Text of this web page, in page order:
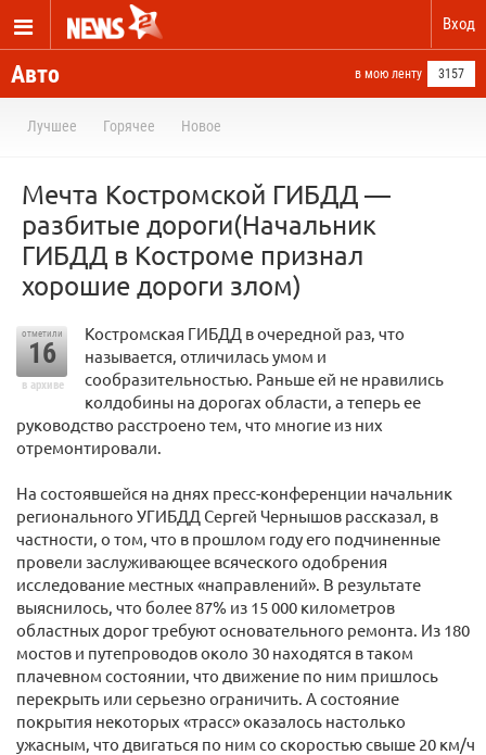
Вход
Авто в мою ленту 3157
Лучшее Горячее Новое
Мечта Костромской ГИБДД —
разбитые дороги(Начальник
ГИБДД в Костроме признал
хорошие дороги злом)
отметили
16
в архиве
Костромская ГИБДД в очередной раз, что
называется, отличилась умом и
сообразительностью. Раньше ей не нравились
колдобины на дорогах области, а теперь ее
руководство расстроено тем, что многие из них
отремонтировали.
На состоявшейся на днях пресс-конференции начальник
регионального УГИБДД Сергей Чернышов рассказал, в
частности, о том, что в прошлом году его подчиненные
провели заслуживающее всяческого одобрения
исследование местных «направлений». В результате
выяснилось, что более 87% из 15 000 километров
областных дорог требуют основательного ремонта. Из 180
мостов и путепроводов около 30 находятся в таком
плачевном состоянии, что движение по ним пришлось
перекрыть или серьезно ограничить. А состояние
покрытия некоторых «трасс» оказалось настолько
ужасным, что двигаться по ним со скоростью свыше 20 км/ч